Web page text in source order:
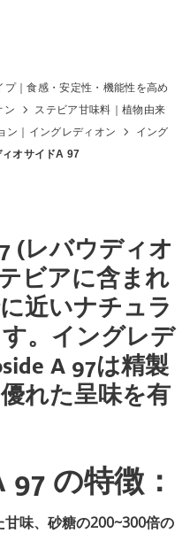
プ｜食感・安定性・機能性を高め
ン
ステビア甘味料｜植物由来
ン｜イングレディオン
イング
ィオサイドA 97
(レバウディオ
ビアに含まれ
近いナチュラ
。イングレデ
A 97は精製
れた呈味を有
97 の特徴：
味、砂糖の200~300倍の